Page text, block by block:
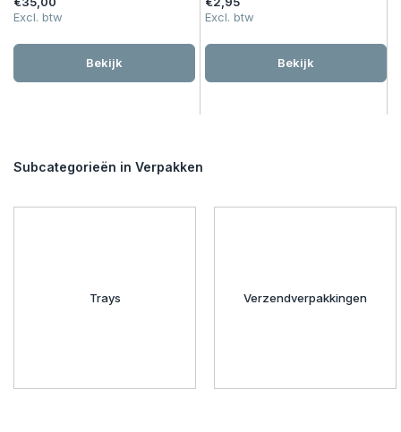
Excl. btw
Bekijk
Excl. btw
Bekijk
Subcategorieën in Verpakken
Trays Verzendverpakkingen